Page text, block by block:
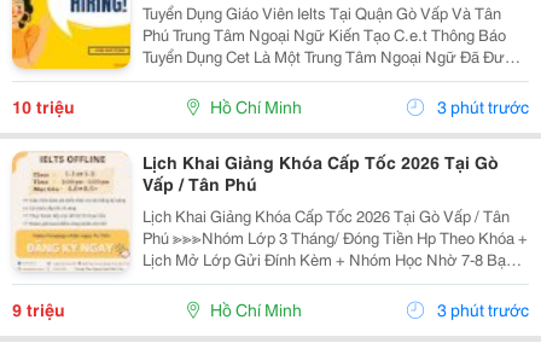
Tuyển Dụng Giáo Viên Ielts Tại Quận Gò Vấp Và Tân
Phú Trung Tâm Ngoại Ngữ Kiến Tạo C.e.t Thông Báo
Tuyển Dụng Cet Là Một Trung Tâm Ngoại Ngữ Đã Được
Thành Lập 16 Năm Chuyên Về Chương Trình Anh Văn
Học Thuật Ielts &Ndash; Toefl Ibt. Trung Tâm...
10 triệu Hồ Chí Minh 3 phút trước
Lịch Khai Giảng Khóa Cấp Tốc 2026 Tại Gò
Vấp / Tân Phú
Lịch Khai Giảng Khóa Cấp Tốc 2026 Tại Gò Vấp / Tân
Phú ≫≫≫Nhóm Lớp 3 Tháng/ Đóng Tiền Hp Theo Khóa +
Lịch Mở Lớp Gửi Đính Kèm + Nhóm Học Nhờ 7-8 Bạn/
Lớp + Giáo Trình Ielts Có Band Điểm Lộ Trình, Sách
Nước Ngoài Bám Sát + Chia Đều 4 Kỹ...
9 triệu Hồ Chí Minh 3 phút trước